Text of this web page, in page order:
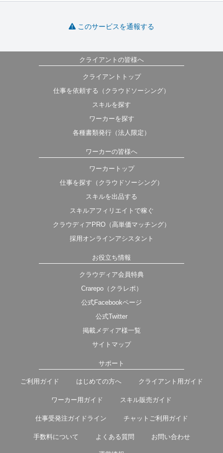
このサービスを通報する
クライアントの皆様へ
クライアントトップ
仕事を依頼する（クラウドソーシング）
スキルを探す
ワーカーを探す
各種書類発行（法人限定）
ワーカーの皆様へ
ワーカートップ
仕事を探す（クラウドソーシング）
スキルを出品する
スキルアフィリエイトで稼ぐ
クラウディアPRO（高単価マッチング）
採用オンラインアシスタント
お役立ち情報
クラウディア会員特典
Crarepo（クラレポ）
公式Facebookページ
公式Twitter
掲載メディア様一覧
サイトマップ
サポート
ご利用ガイド はじめての方へ クライアント用ガイド
ワーカー用ガイド スキル販売ガイド
仕事受発注ガイドライン チャットご利用ガイド
手数料について よくある質問 お問い合わせ